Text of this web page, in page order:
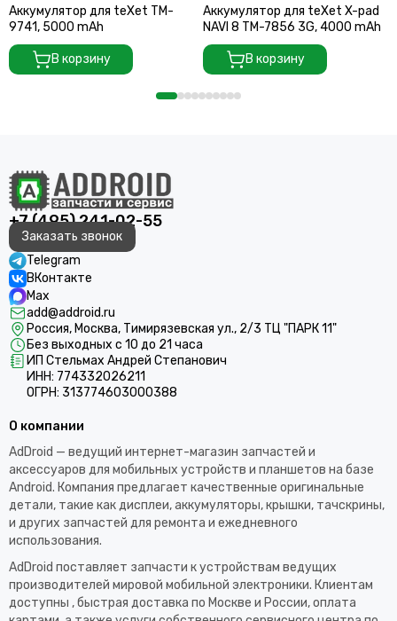
Аккумулятор для teXet TM-
9741, 5000 mAh
В корзину
Аккумулятор для teXet X-pad
NAVI 8 TM-7856 3G, 4000 mAh
В корзину
+7 (495) 241-02-55
Заказать звонок
Telegram
ВКонтакте
Max
add@addroid.ru
Россия, Москва, Тимирязевская ул., 2/3 ТЦ "ПАРК 11"
Без выходных с 10 до 21 часа
ИП Стельмах Андрей Степанович
ИНН: 774332026211
ОГРН: 313774603000388
О компании
AdDroid — ведущий интернет-магазин запчастей и
аксессуаров для мобильных устройств и планшетов на базе
Android. Компания предлагает качественные оригинальные
детали, такие как дисплеи, аккумуляторы, крышки, тачскрины,
и других запчастей для ремонта и ежедневного
использования.​
AdDroid поставляет запчасти к устройствам ведущих
производителей мировой мобильной электроники. Клиентам
доступны , быстрая доставка по Москве и России, оплата